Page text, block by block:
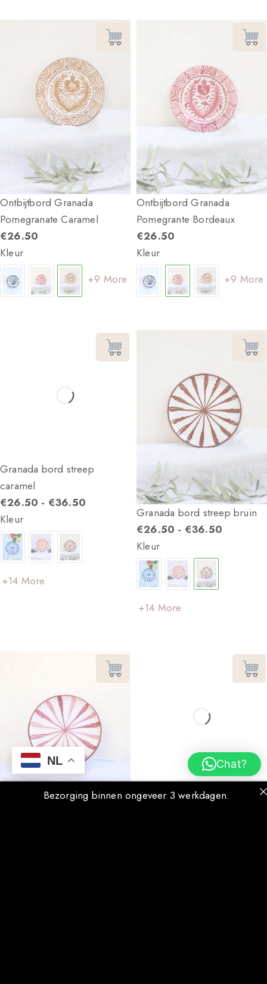
Ontbijtbord Granada
Pomegranate Caramel
€26.50
Kleur
+9 More
Ontbijtbord Granada
Pomegrante Bordeaux
€26.50
Kleur
+9 More
Granada bord streep
€26.50 - €
36.50
Kleur
Granada bord streep bruin
€26.50 - €36.50
Kleur
+14 More
Bezorging binnen ongeveer 3 werkdagen.
NL Chat?